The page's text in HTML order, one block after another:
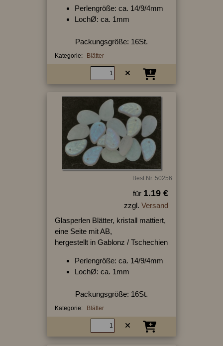
Perlengröße: ca. 14/9/4mm
LochØ: ca. 1mm
Packungsgröße: 16St.
Kategorie: Blätter
Best.Nr.:50256
für 1.19 €
zzgl. Versand
Glasperlen Blätter, kristall mattiert,
eine Seite mit AB,
hergestellt in Gablonz / Tschechien
Perlengröße: ca. 14/9/4mm
LochØ: ca. 1mm
Packungsgröße: 16St.
Kategorie: Blätter